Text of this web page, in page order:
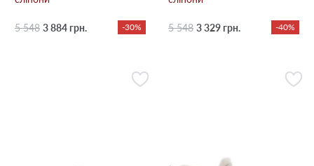
5 548 3 884 грн. -30% 5 548 3 329 грн. -40%